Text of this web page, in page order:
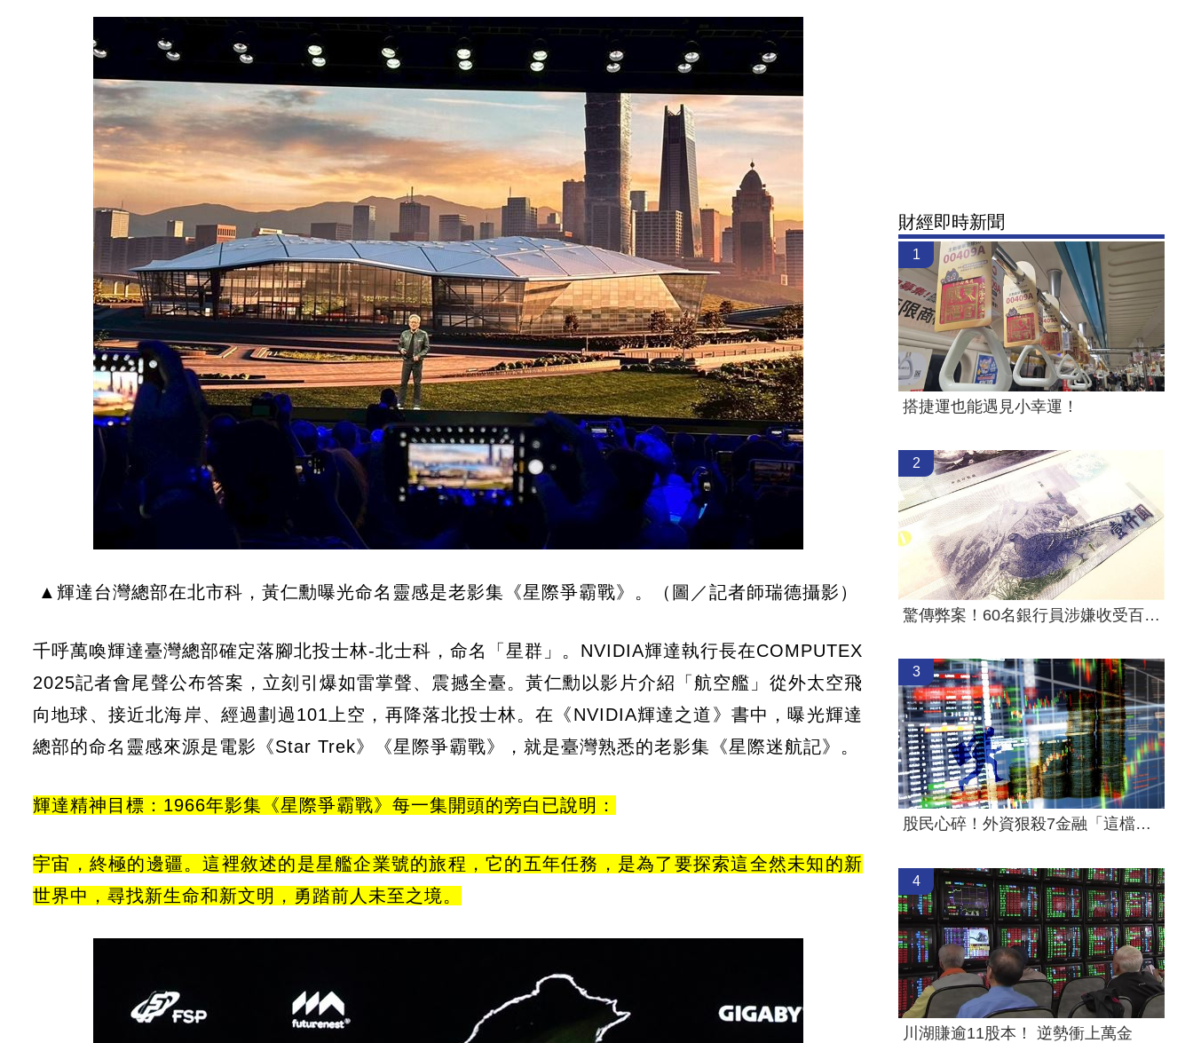
▲輝達台灣總部在北市科，黃仁勳曝光命名靈感是老影集《星際爭霸戰》。（圖／記者師瑞德攝影）
千呼萬喚輝達臺灣總部確定落腳北投士林-北士科，命名「星群」。NVIDIA輝達執行長在COMPUTEX
2025記者會尾聲公布答案，立刻引爆如雷掌聲、震撼全臺。黃仁勳以影片介紹「航空艦」從外太空飛
向地球、接近北海岸、經過劃過101上空，再降落北投士林。在《NVIDIA輝達之道》書中，曝光輝達
總部的命名靈感來源是電影《Star Trek》《星際爭霸戰》，就是臺灣熟悉的老影集《星際迷航記》。
輝達精神目標：1966年影集《星際爭霸戰》每一集開頭的旁白已說明：
宇宙，終極的邊疆。這裡敘述的是星艦企業號的旅程，它的五年任務，是為了要探索這全然未知的新
世界中，尋找新生命和新文明，勇踏前人未至之境。
財經即時新聞
1
搭捷運也能遇見小幸運！
2
驚傳弊案！60名銀行員涉嫌收受百萬回扣
3
股民心碎！外資狠殺7金融「這檔最慘」
4
川湖賺逾11股本！ 逆勢衝上萬金